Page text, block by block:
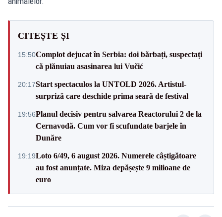
CITEȘTE ȘI
15:50Complot dejucat în Serbia: doi bărbați, suspectați
că plănuiau asasinarea lui Vučić
20:17Start spectaculos la UNTOLD 2026. Artistul-
surpriză care deschide prima seară de festival
19:56Planul decisiv pentru salvarea Reactorului 2 de la
Cernavodă. Cum vor fi scufundate barjele în
Dunăre
19:19Loto 6/49, 6 august 2026. Numerele câștigătoare
au fost anunțate. Miza depășește 9 milioane de
euro